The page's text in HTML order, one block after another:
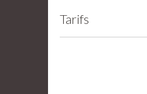
Tarifs